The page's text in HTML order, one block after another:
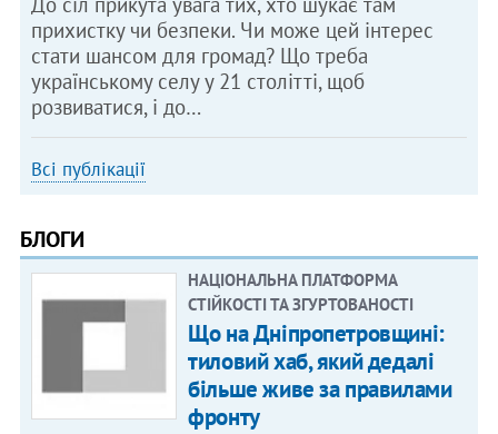
прихистку чи безпеки. Чи може цей інтерес
стати шансом для громад? Що треба
українському селу у 21 столітті, щоб
розвиватися, і до…
Всі публікації
БЛОГИ
НАЦІОНАЛЬНА ПЛАТФОРМА
СТІЙКОСТІ ТА ЗГУРТОВАНОСТІ
Що на Дніпропетровщині:
тиловий хаб, який дедалі
більше живе за правилами
фронту